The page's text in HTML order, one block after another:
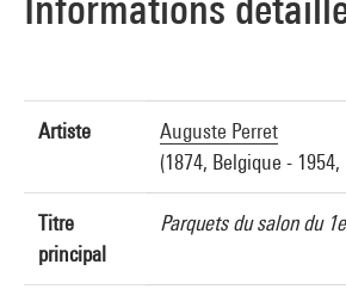
Artiste
Auguste Perret
(1874, Belgique - 1954,
Titre
principal
Parquets du salon du